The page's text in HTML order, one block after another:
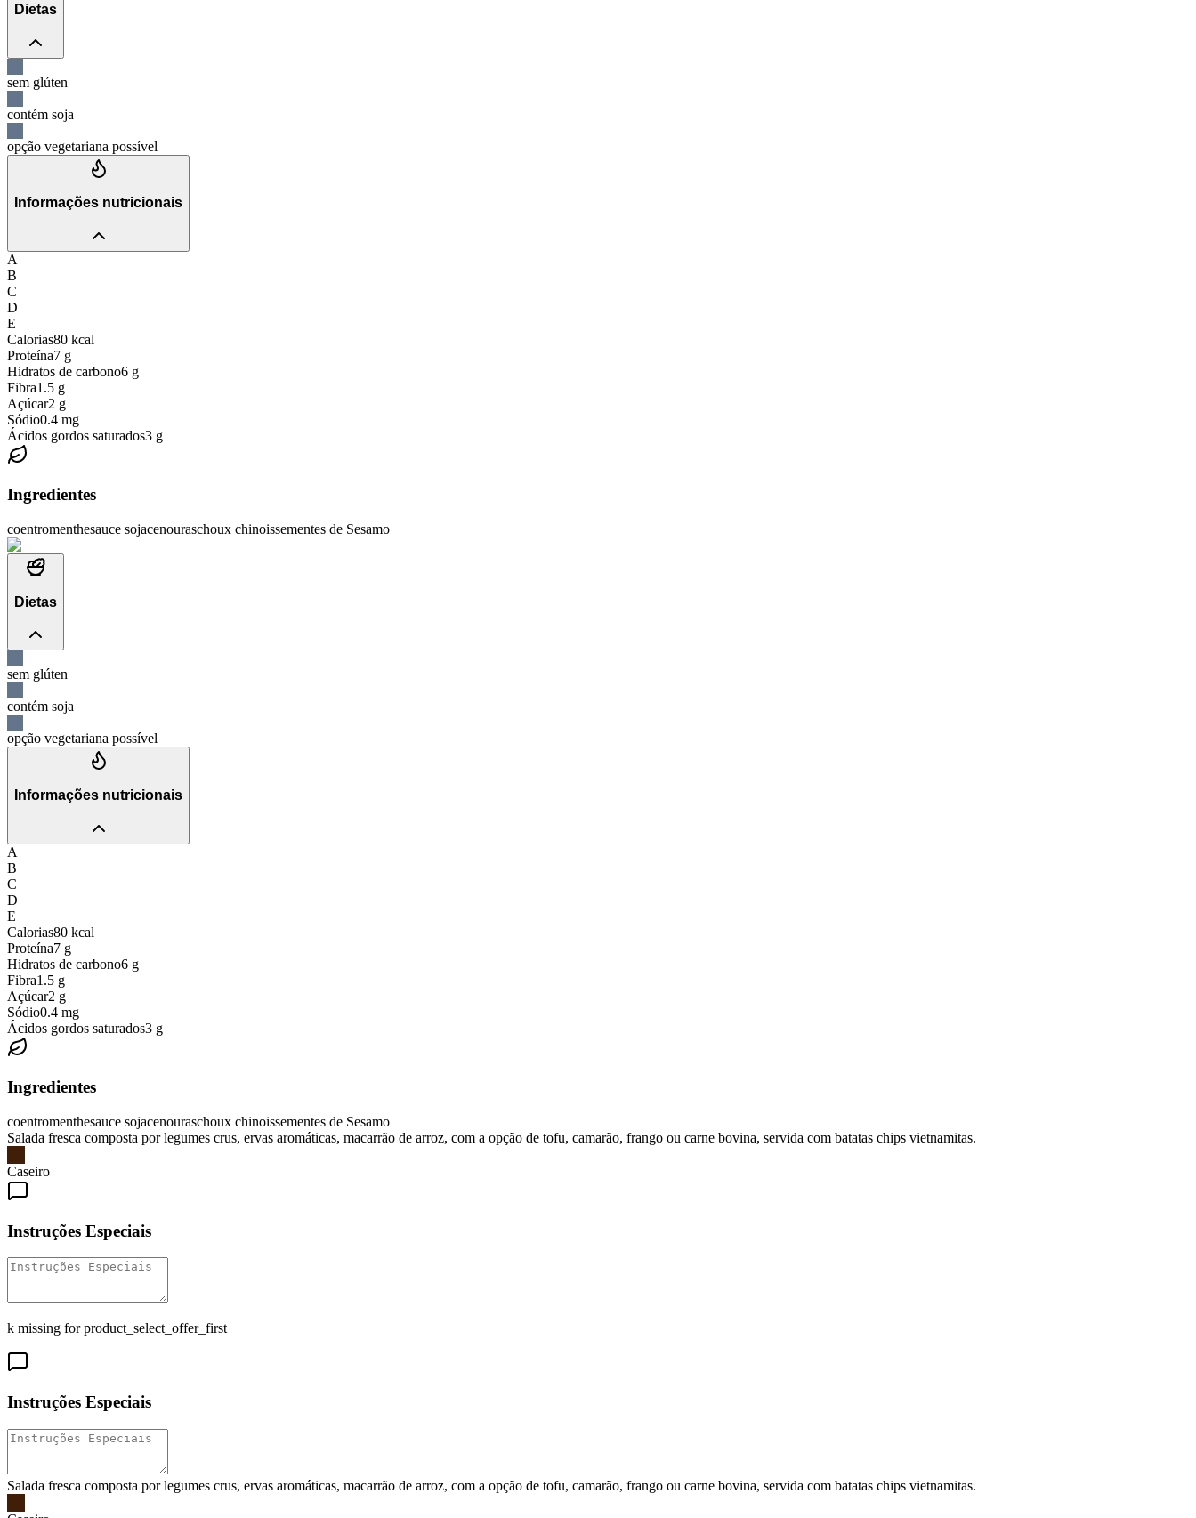
Dietas
sem glúten
contém soja
opção vegetariana possível
Informações nutricionais
A
B
C
D
E
Calorias80 kcal
Proteína7 g
Hidratos de carbono6 g
Fibra1.5 g
Açúcar2 g
Sódio0.4 mg
Ácidos gordos saturados3 g
Ingredientes
coentromenthesauce sojacenouraschoux chinoissementes de Sesamo
Dietas
sem glúten
contém soja
opção vegetariana possível
Informações nutricionais
A
B
C
D
E
Calorias80 kcal
Proteína7 g
Hidratos de carbono6 g
Fibra1.5 g
Açúcar2 g
Sódio0.4 mg
Ácidos gordos saturados3 g
Ingredientes
coentromenthesauce sojacenouraschoux chinoissementes de Sesamo
Salada fresca composta por legumes crus, ervas aromáticas, macarrão de arroz, com a opção de tofu, camarão, frango ou carne bovina, servida com batatas chips vietnamitas.
Caseiro
Instruções Especiais
k missing for product_select_offer_first
Instruções Especiais
Salada fresca composta por legumes crus, ervas aromáticas, macarrão de arroz, com a opção de tofu, camarão, frango ou carne bovina, servida com batatas chips vietnamitas.